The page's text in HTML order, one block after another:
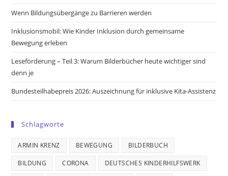
Wenn Bildungsübergänge zu Barrieren werden
Inklusionsmobil: Wie Kinder Inklusion durch gemeinsame
Bewegung erleben
Leseförderung – Teil 3: Warum Bilderbücher heute wichtiger sind
denn je
Bundesteilhabepreis 2026: Auszeichnung für inklusive Kita-Assistenz
Schlagworte
ARMIN KRENZ BEWEGUNG BILDERBUCH
BILDUNG CORONA DEUTSCHES KINDERHILFSWERK